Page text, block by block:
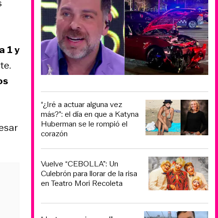
1 y
“¿Iré a actuar alguna vez
más?”: el día en que a Katyna
Huberman se le rompió el
corazón
Vuelve “CEBOLLA”: Un
Culebrón para llorar de la risa
en Teatro Mori Recoleta